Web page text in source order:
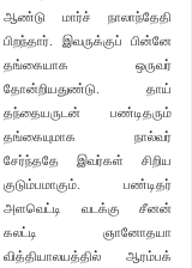
ஆண்டு மார்ச் நாலாந்தேதி
பிறந்தார். இவருக்குப் பின்னே
தங்கையாக ஒருவர்
தோன்றியதுண்டு. தாய்
தந்தையருடன் பண்டிதரும்
தங்கையுமாக நால்வர்
சேர்ந்ததே இவர்கள் சிறிய
குடும்பமாகும். பண்டிதர்
அளவெட்டி வடக்கு சீனன்
கலட்டி ஞானோதயா
வித்தியாலயத்தில் ஆரம்பக்